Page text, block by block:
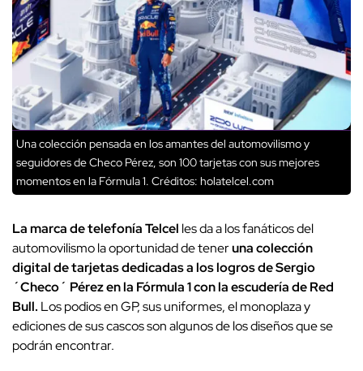
Una colección pensada en los amantes del automovilismo y
seguidores de Checo Pérez, son 100 tarjetas con sus mejores
momentos en la Fórmula 1. Créditos: holatelcel.com
La marca de telefonía Telcel les da a los fanáticos del
automovilismo la oportunidad de teneruna colección
digital de tarjetas dedicadas a los logros de Sergio
´Checo´ Pérez en la Fórmula 1 con la escudería de Red
Bull. Los podios en GP, sus uniformes, el monoplaza y
ediciones de sus cascos son algunos de los diseños que se
podrán encontrar.